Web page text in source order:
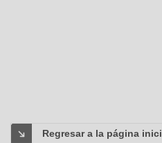
Regresar a la página